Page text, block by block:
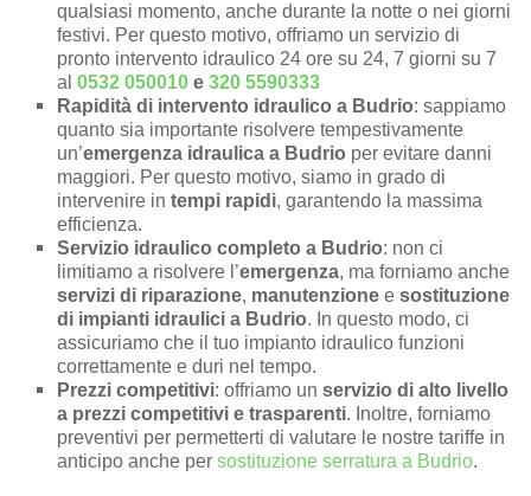
qualsiasi momento, anche durante la notte o nei giorni
festivi. Per questo motivo, offriamo un servizio di
pronto intervento idraulico 24 ore su 24, 7 giorni su 7
al0532 050010 e320 5590333
Rapidità di intervento idraulico a Budrio: sappiamo
quanto sia importante risolvere tempestivamente
un’emergenza idraulica a Budrio per evitare danni
maggiori. Per questo motivo, siamo in grado di
intervenire intempi rapidi, garantendo la massima
efficienza.
Servizio idraulico completo a Budrio: non ci
limitiamo a risolvere l’emergenza, ma forniamo anche
servizi di riparazione, manutenzione esostituzione
di impianti idraulici a Budrio. In questo modo, ci
assicuriamo che il tuo impianto idraulico funzioni
correttamente e duri nel tempo.
Prezzi competitivi: offriamo unservizio di alto livello
a prezzi competitivi e trasparenti. Inoltre, forniamo
preventivi per permetterti di valutare le nostre tariffe in
anticipo anche persostituzione serratura a Budrio.